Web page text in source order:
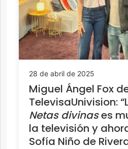
28 de abril de 2025
Miguel Ángel Fox
TelevisaUnivision:
Netas divinases
la televisión y
Sofía Niño de